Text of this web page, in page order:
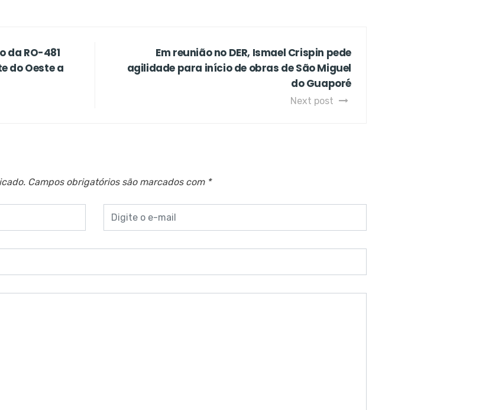
da RO-481
do Oeste a
Em reunião no DER, Ismael Crispin pede
agilidade para início de obras de São Miguel
do Guaporé
Next post
Campos obrigatórios são marcados com *